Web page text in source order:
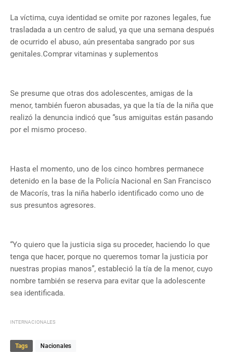
La víctima, cuya identidad se omite por razones legales, fue
trasladada a un centro de salud, ya que una semana después
de ocurrido el abuso, aún presentaba sangrado por sus
genitales.Comprar vitaminas y suplementos
Se presume que otras dos adolescentes, amigas de la
menor, también fueron abusadas, ya que la tía de la niña que
realizó la denuncia indicó que “sus amiguitas están pasando
por el mismo proceso.
Hasta el momento, uno de los cinco hombres permanece
detenido en la base de la Policía Nacional en San Francisco
de Macorís, tras la niña haberlo identificado como uno de
sus presuntos agresores.
“Yo quiero que la justicia siga su proceder, haciendo lo que
tenga que hacer, porque no queremos tomar la justicia por
nuestras propias manos”, estableció la tía de la menor, cuyo
nombre también se reserva para evitar que la adolescente
sea identificada.
INTERNACIONALES
Tags Nacionales